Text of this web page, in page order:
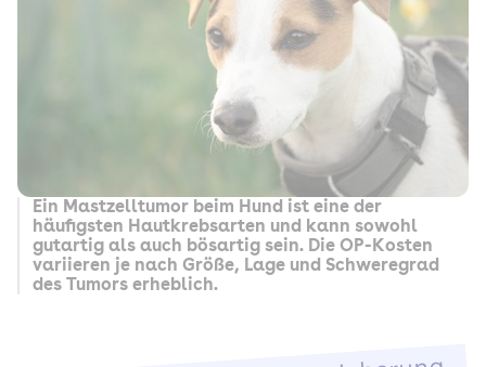
Ein Mastzelltumor beim Hund ist eine der
häufigsten Hautkrebsarten und kann sowohl
gutartig als auch bösartig sein. Die OP-Kosten
variieren je nach Größe, Lage und Schweregrad
des Tumors erheblich.